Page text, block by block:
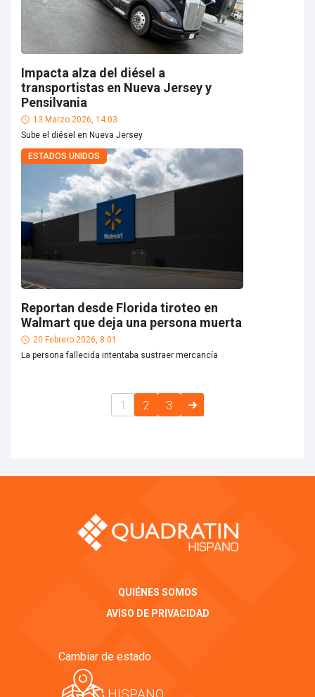
Impacta alza del diésel a
transportistas en Nueva Jersey y
Pensilvania
13 Marzo 2026, 14:03
Sube el diésel en Nueva Jersey
ESTADOS UNIDOS
Reportan desde Florida tiroteo en
Walmart que deja una persona muerta
20 Febrero 2026, 8:01
La persona fallecida intentaba sustraer mercancía
1 2 3
QUIÉNES SOMOS
AVISO DE PRIVACIDAD
Cambiar de estado
HISPANO